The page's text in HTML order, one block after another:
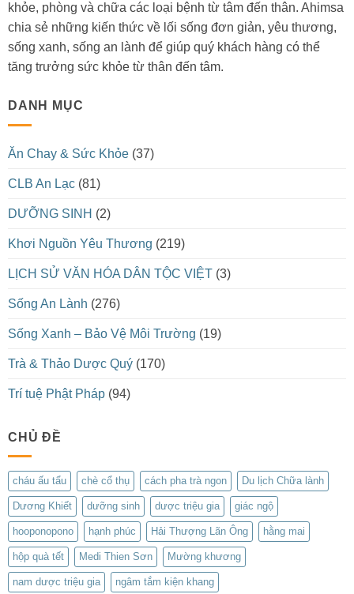
khỏe, phòng và chữa các loại bệnh từ tâm đến thân. Ahimsa
chia sẻ những kiến thức về lối sống đơn giản, yêu thương,
sống xanh, sống an lành để giúp quý khách hàng có thể
tăng trưởng sức khỏe từ thân đến tâm.
DANH MỤC
Ăn Chay & Sức Khỏe (37)
CLB An Lạc (81)
DƯỠNG SINH (2)
Khơi Nguồn Yêu Thương (219)
LỊCH SỬ VĂN HÓA DÂN TỘC VIỆT (3)
Sống An Lành (276)
Sống Xanh – Bảo Vệ Môi Trường (19)
Trà & Thảo Dược Quý (170)
Trí tuệ Phật Pháp (94)
CHỦ ĐỀ
cháu ấu tẩu chè cổ thụ cách pha trà ngon Du lịch Chữa lành
Dương Khiết dưỡng sinh dược triệu gia giác ngộ
hooponopono hạnh phúc Hải Thượng Lãn Ông hằng mai
hộp quà tết Medi Thien Sơn Mường khương
nam dược triệu gia ngâm tắm kiện khang